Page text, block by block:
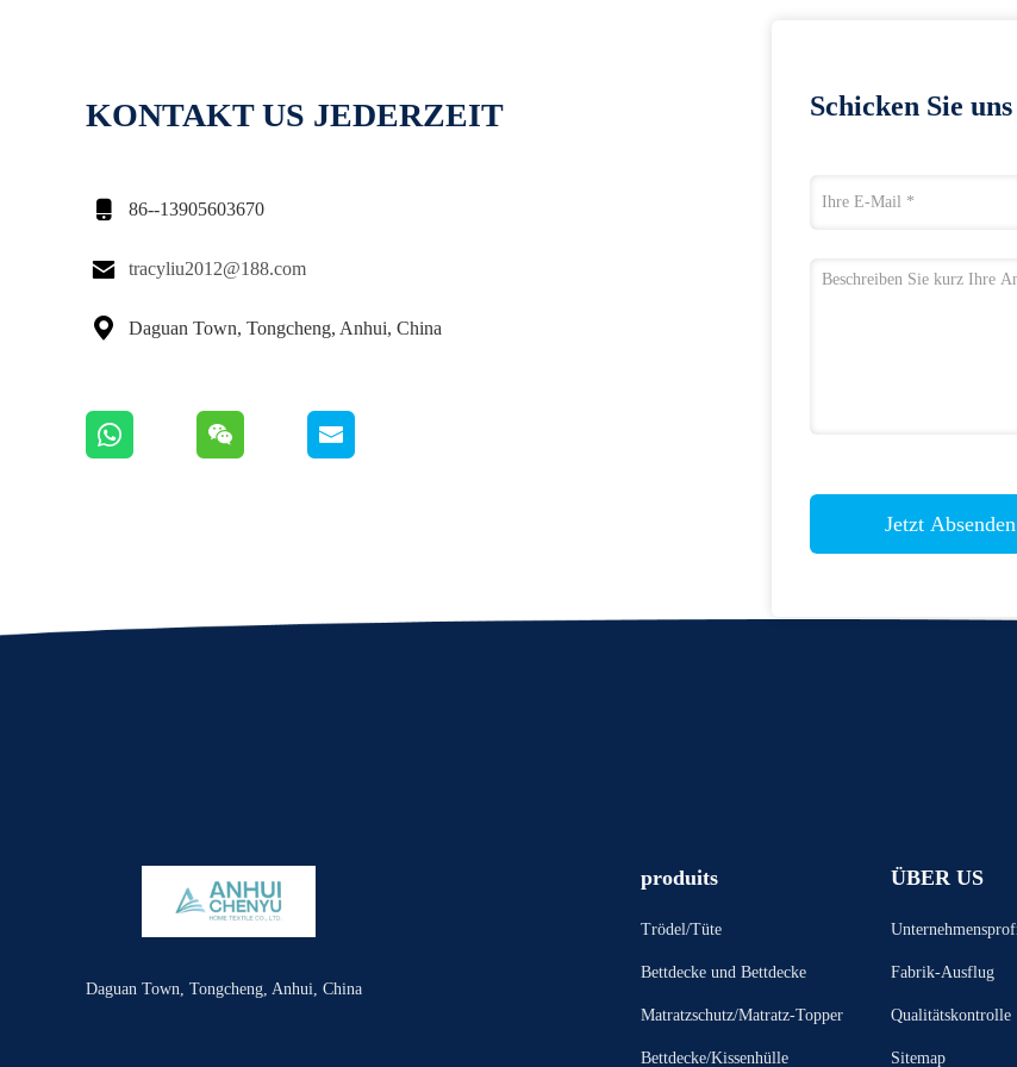
KONTAKT US JEDERZEIT
 86--13905603670
 tracyliu2012@188.com
 Daguan Town, Tongcheng, Anhui, China
Schicken Sie
Jetzt Absenden
Daguan Town, Tongcheng, Anhui, China
produits
Trödel/Tüte
Bettdecke und Bettdecke
Matratzschutz/Matratz-Topper
Bettdecke/Kissenhülle
ÜBER US
Fabrik-Ausflug
Qualitätskontrolle
Sitemap